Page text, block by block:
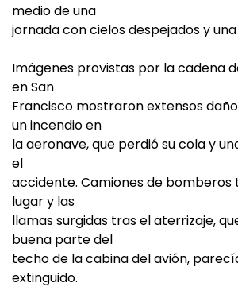
medio de una
jornada con cielos despejados y
Imágenes provistas por la cadena
en San
Francisco mostraron extensos
un incendio en
la aeronave, que perdió su cola y
el
accidente. Camiones de bomberos
lugar y las
llamas surgidas tras el aterrizaje,
buena parte del
techo de la cabina del avión,
extinguido.